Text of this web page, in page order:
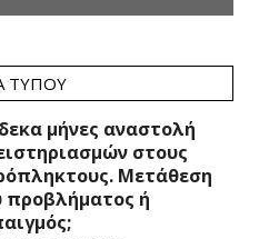
ΤΎΠΟΥ
μήνες αναστολή
στους
Μετάθεση
προβλήματος ή